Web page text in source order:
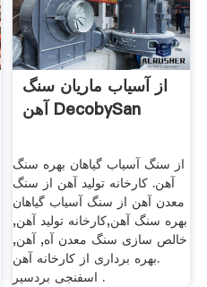
از آسیاب ماریان سنگ
آهن DecobySan
از سنگ آسیاب گیاهان بهره سنگ
آهن. کارخانه تولید آهن از سنگ
معدن آهن از سنگ آسیاب گیاهان
بهره سنگ آهن,کارخانه تولید آهن,
خالص سازی سنگ معدن آه, آهن,
.بهره برداری از کارخانه آهن
اسفنجی بردسیر .